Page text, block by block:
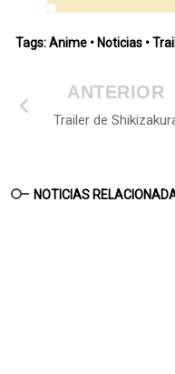
Tags:Anime • Noticias •
ANTERIOR
Trailer de
NOTICIAS